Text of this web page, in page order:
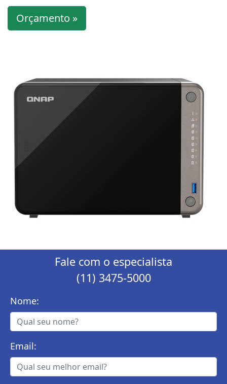
Orçamento »
Fale com o especialista
(11) 3475-5000
Nome:
Email: